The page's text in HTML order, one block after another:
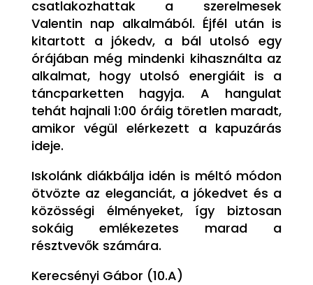
csatlakozhattak a szerelmesek
Valentin nap alkalmából. Éjfél után is
kitartott a jókedv, a bál utolsó egy
órájában még mindenki kihasználta az
alkalmat, hogy utolsó energiáit is a
táncparketten hagyja. A hangulat
tehát hajnali 1:00 óráig töretlen maradt,
amikor végül elérkezett a kapuzárás
ideje.
Iskolánk diákbálja idén is méltó módon
ötvözte az eleganciát, a jókedvet és a
közösségi élményeket, így biztosan
sokáig emlékezetes marad a
résztvevők számára.
Kerecsényi Gábor (10.A)